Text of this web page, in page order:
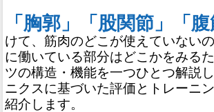
「胸郭」「股関節」「腹
けて、筋肉のどこが使えていない
に働いている部分はどこかをみる
ツの構造・機能を一つひとつ解説
ニクスに基づいた評価とトレーニ
紹介します。